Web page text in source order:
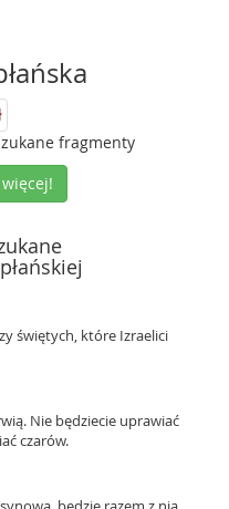
fragmenty
świętych, które Izraelici
Nie będziecie uprawiać
czarów.